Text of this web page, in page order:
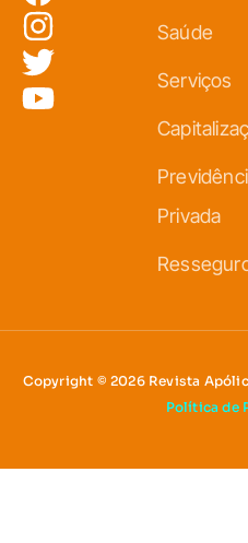
Saúde
Serviços
Privada
Copyright © 2026 Revista
Política de